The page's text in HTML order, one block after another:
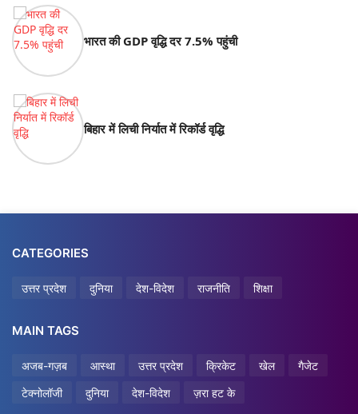
भारत की GDP वृद्धि दर 7.5% पहुंची
बिहार में लिची निर्यात में रिकॉर्ड वृद्धि
CATEGORIES
उत्तर प्रदेश दुनिया देश-विदेश राजनीति शिक्षा
MAIN TAGS
अजब-गज़ब आस्था उत्तर प्रदेश क्रिकेट खेल
गैजेट
टेक्नोलॉजी
दुनिया देश-विदेश ज़रा हट के